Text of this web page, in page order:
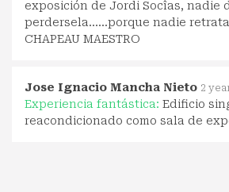
exposición de Jordi Socîas, nadie
perdersela......porque nadie
CHAPEAU MAESTRO
Jose Ignacio Mancha Nieto 2
Experiencia fantástica: Edificio
reacondicionado como sala de